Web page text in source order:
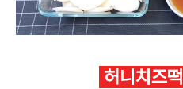
허니치즈